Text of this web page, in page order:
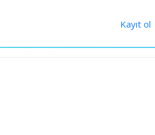
Kayıt ol